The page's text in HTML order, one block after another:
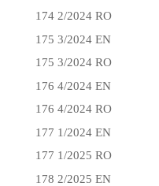
174 2/2024 RO
175 3/2024 EN
175 3/2024 RO
176 4/2024 EN
176 4/2024 RO
177 1/2024 EN
177 1/2025 RO
178 2/2025 EN